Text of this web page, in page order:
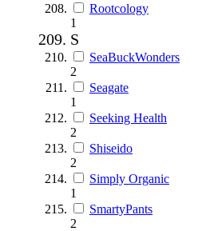
Rootcology
1
S
SeaBuckWonders
2
Seagate
1
Seeking Health
2
Shiseido
2
Simply Organic
1
SmartyPants
2